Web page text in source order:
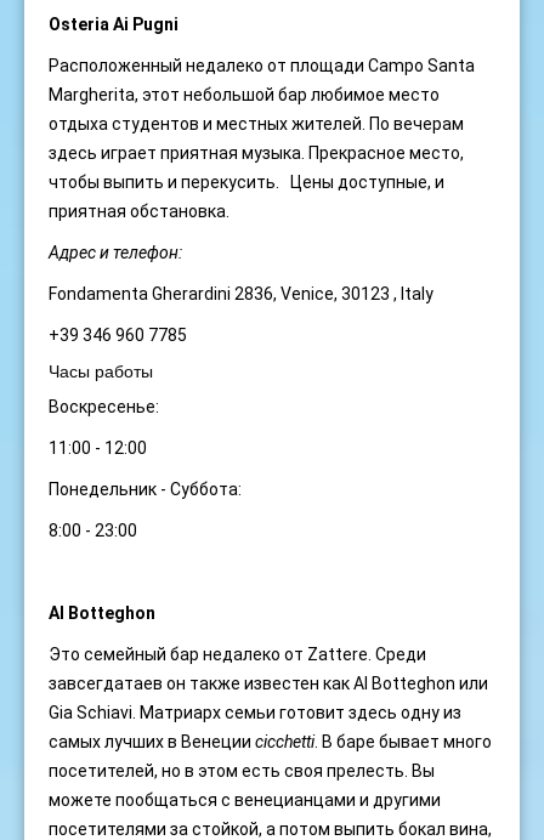
Osteria Ai Pugni
Расположенный недалеко от площади Campo Santa
Margherita, этот небольшой бар любимое место
отдыха студентов и местных жителей. По вечерам
здесь играет приятная музыка. Прекрасное место,
чтобы выпить и перекусить. Цены доступные, и
приятная обстановка.
Адрес и телефон:
Fondamenta Gherardini 2836, Venice, 30123 , Italy
+39 346 960 7785
Часы работы
Воскресенье:
11:00 - 12:00
Понедельник - Суббота:
8:00 - 23:00
Al Botteghon
Это семейный бар недалеко от Zattere. Среди
завсегдатаев он также известен как Al Botteghon или
Gia Schiavi. Матриарх семьи готовит здесь одну из
самых лучших в Венеции cicchetti. В баре бывает много
посетителей, но в этом есть своя прелесть. Вы
можете пообщаться с венецианцами и другими
посетителями за стойкой, а потом выпить бокал вина,